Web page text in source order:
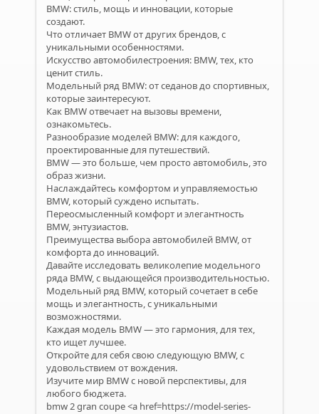
BMW: стиль, мощь и инновации, которые
создают.
Что отличает BMW от других брендов, с
уникальными особенностями.
Искусство автомобилестроения: BMW, тех, кто
ценит стиль.
Модельный ряд BMW: от седанов до спортивных,
которые заинтересуют.
Как BMW отвечает на вызовы времени,
ознакомьтесь.
Разнообразие моделей BMW: для каждого,
проектированные для путешествий.
BMW — это больше, чем просто автомобиль, это
образ жизни.
Наслаждайтесь комфортом и управляемостью
BMW, который суждено испытать.
Переосмысленный комфорт и элегантность
BMW, энтузиастов.
Преимущества выбора автомобилей BMW, от
комфорта до инноваций.
Давайте исследовать великолепие модельного
ряда BMW, с выдающейся производительностью.
Модельный ряд BMW, который сочетает в себе
мощь и элегантность, с уникальными
возможностями.
Каждая модель BMW — это гармония, для тех,
кто ищет лучшее.
Откройте для себя свою следующую BMW, с
удовольствием от вождения.
Изучите мир BMW с новой перспективы, для
любого бюджета.
bmw 2 gran coupe <a href=https://model-series-